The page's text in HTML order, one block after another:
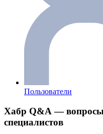
Пользователи
Хабр Q&A —
специалистов